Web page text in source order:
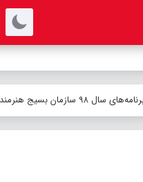
۹۸ سازمان بسیج هنرمندان